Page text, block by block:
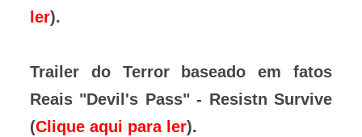
ler).
Trailer do Terror baseado em fatos
Reais "Devil's Pass" - Resistn Survive
(Clique aqui para ler).